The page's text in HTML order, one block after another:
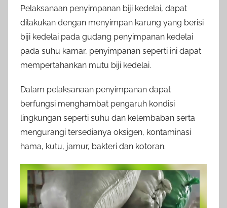
Pelaksanaan penyimpanan biji kedelai, dapat
dilakukan dengan menyimpan karung yang berisi
biji kedelai pada gudang penyimpanan kedelai
pada suhu kamar, penyimpanan seperti ini dapat
mempertahankan mutu biji kedelai.
Dalam pelaksanaan penyimpanan dapat
berfungsi menghambat pengaruh kondisi
lingkungan seperti suhu dan kelembaban serta
mengurangi tersedianya oksigen, kontaminasi
hama, kutu, jamur, bakteri dan kotoran.